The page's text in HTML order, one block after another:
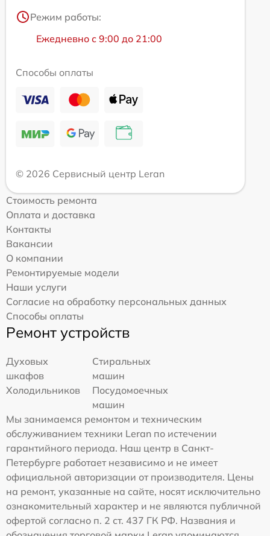
Режим работы:
Ежедневно с 9:00 до 21:00
Способы оплаты
© 2026 Сервисный центр Leran
Стоимость ремонта
Оплата и доставка
Контакты
Вакансии
О компании
Ремонтируемые модели
Наши услуги
Согласие на обработку персональных данных
Способы оплаты
Ремонт устройств
Духовых
шкафов
Стиральных
машин
Холодильников
Посудомоечных
машин
Мы занимаемся ремонтом и техническим
обслуживанием техники Leran по истечении
гарантийного периода. Наш центр в Санкт-
Петербурге работает независимо и не имеет
официальной авторизации от производителя. Цены
на ремонт, указанные на сайте, носят исключительно
ознакомительный характер и не являются публичной
офертой согласно п. 2 ст. 437 ГК РФ. Названия и